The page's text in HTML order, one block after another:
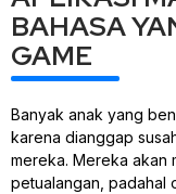
BAHASA
GAME
Banyak anak yang
karena dianggap
mereka. Mereka akan
petualangan, padahal